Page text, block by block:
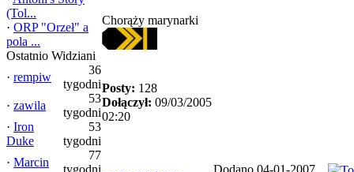
(Tol...
· ORP "Orzeł" a
pola ...
Ostatnio Widziani
· rempiw
36
tygodni
· zawila
53
tygodni
· Iron
Duke
53
tygodni
· Marcin
77
tygodni
Chorąży marynarki
Posty: 128
Dołączył: 09/03/2005
02:20
Dodano 04-01-2007